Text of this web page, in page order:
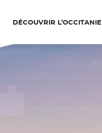
DÉCOUVRIR L’OCCITANIE